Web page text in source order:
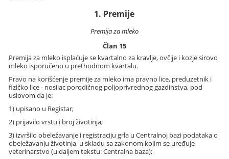
1. Premije
Premija za mleko
Član 15
Premija za mleko isplaćuje se kvartalno za kravlje, ovčije i kozje sirovo
mleko isporučeno u prethodnom kvartalu.
Pravo na korišćenje premije za mleko ima pravno lice, preduzetnik i
fizičko lice - nosilac porodičnog poljoprivrednog gazdinstva, pod
uslovom da je:
1) upisano u Registar;
2) prijavilo vrstu i broj životinja;
3) izvršilo obeležavanje i registraciju grla u Centralnoj bazi podataka o
obeležavanju životinja, u skladu sa zakonom kojim se uređuje
veterinarstvo (u daljem tekstu: Centralna baza);